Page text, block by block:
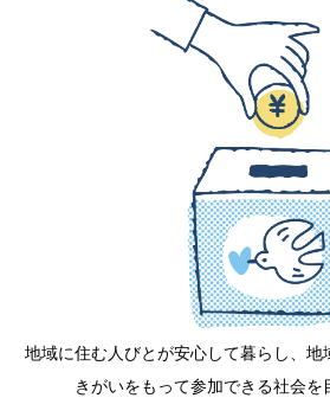
地域に住む人びとが安心して暮らし、地
きがいをもって参加できる社会を